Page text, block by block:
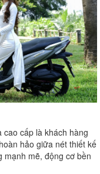
cấp là khách hàng
hảo giữa nét thiết kế
mạnh mẽ, động cơ bền